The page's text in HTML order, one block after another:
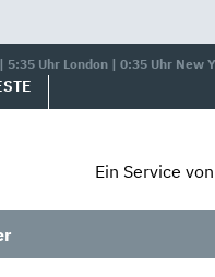
Uhr London | 0:35 Uhr New
Ein Service von